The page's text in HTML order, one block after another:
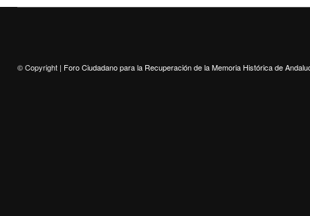
© Copyright | Foro Ciudadano para la Recuperación de la Memoria Histórica de